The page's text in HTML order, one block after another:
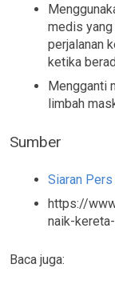
medis yang
perjalanan
ketika
Mengganti
limbah
Sumber
Siaran Pers
https://
naik-
Baca juga: